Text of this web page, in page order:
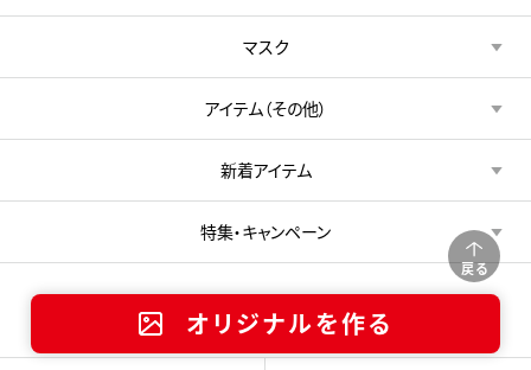
戻る
オリジナルを作る
マスク
アイテム（その他）
新着アイテム
特集・キャンペーン
サービスガイド